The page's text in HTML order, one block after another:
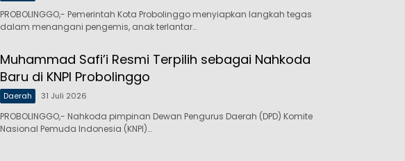
PROBOLINGGO,- Pemerintah Kota Probolinggo menyiapkan langkah tegas
dalam menangani pengemis, anak terlantar…
Muhammad Safi’i Resmi Terpilih sebagai Nahkoda
Baru di KNPI Probolinggo
Daerah 31 Juli 2026
PROBOLINGGO,- Nahkoda pimpinan Dewan Pengurus Daerah (DPD) Komite
Nasional Pemuda Indonesia (KNPI)…